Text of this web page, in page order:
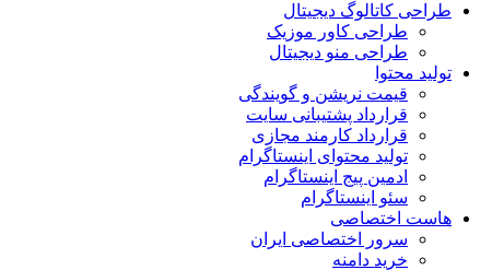
طراحی کاتالوگ دیجیتال
طراحی کاور موزیک
طراحی منو دیجیتال
تولید محتوا
قیمت نریشن و گویندگی
قرارداد پشتیبانی سایت
قرارداد کارمند مجازی
تولید محتوای اینستاگرام
ادمین پیج اینستاگرام
سئو اینستاگرام
هاست اختصاصی
سرور اختصاصی ایران
خرید دامنه